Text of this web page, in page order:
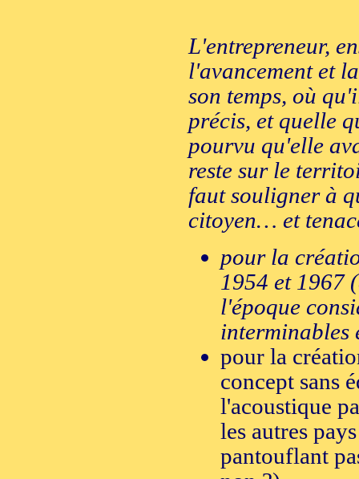
L'entrepreneur,
l'avancement et
son temps, où
précis, et quelle
pourvu qu'elle
reste sur le
faut souligner à
citoyen… et
pour la
1954 et 1967
l'époque
interminables
pour la
concept sans
l'acoustique
les autres
pantouflant